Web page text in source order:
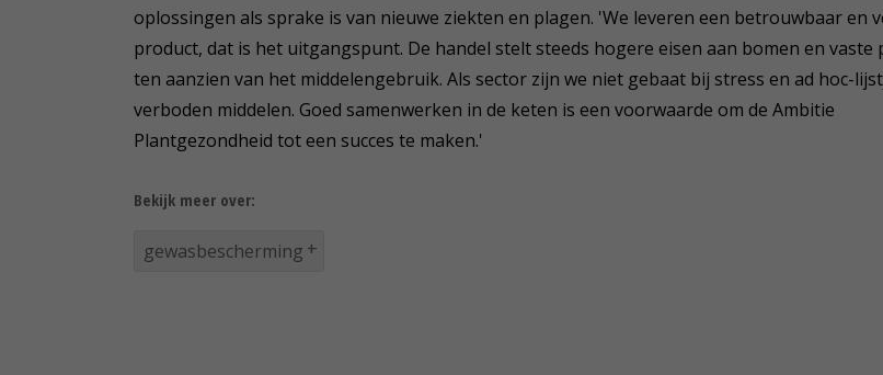
oplossingen als sprake is van nieuwe ziekten en plagen. 'We leveren een betrouwbaar en
product, dat is het uitgangspunt. De handel stelt steeds hogere eisen aan bomen en vaste
ten aanzien van het middelengebruik. Als sector zijn we niet gebaat bij stress en ad hoc-
verboden middelen. Goed samenwerken in de keten is een voorwaarde om de Ambitie
Plantgezondheid tot een succes te maken.'
Bekijk meer over:
gewasbescherming